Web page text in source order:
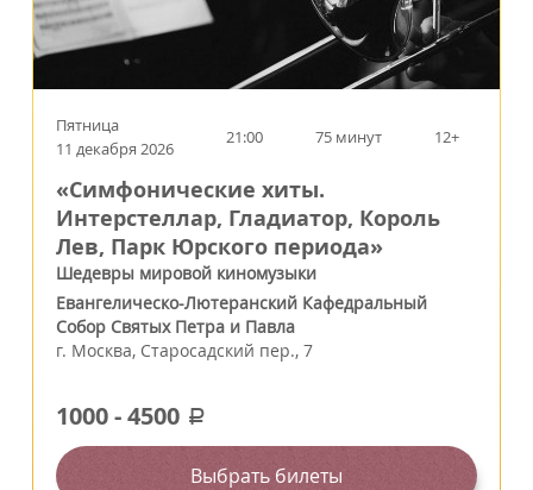
Пятница
11 декабря 2026
21:00 75 минут 12+
«Симфонические хиты.
Интерстеллар, Гладиатор, Король
Лев, Парк Юрского периода»
Шедевры мировой киномузыки
Евангелическо-Лютеранский Кафедральный
Собор Святых Петра и Павла
г. Москва, Старосадский пер., 7
1000-4500 a
Выбрать билеты